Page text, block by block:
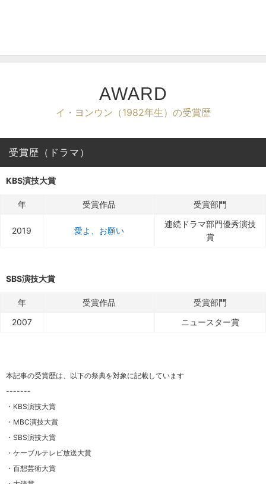
AWARD
イ・ヨンウン（1982年生）の受賞歴
受賞歴（ドラマ）
KBS演技大賞
年 受賞作品 受賞部門
2019 愛よ、お願い
連続ドラマ部門優秀演技
賞
SBS演技大賞
年 受賞作品
受賞部門
2007
ニュースター賞
本記事の受賞歴は、以下の祭典を対象に記載しています
-------
・KBS演技大賞
・MBC演技大賞
・SBS演技大賞
・ケーブルテレビ放送大賞
・百想芸術大賞